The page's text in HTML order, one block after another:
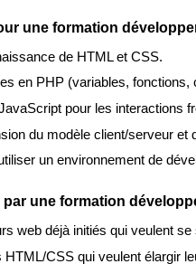
une formation
de HTML et CSS.
en PHP (variables, fonctions,
pour les interactions
du modèle client/serveur et
un environnement de
une formation
web déjà initiés qui veulent
HTML/CSS qui veulent élargir